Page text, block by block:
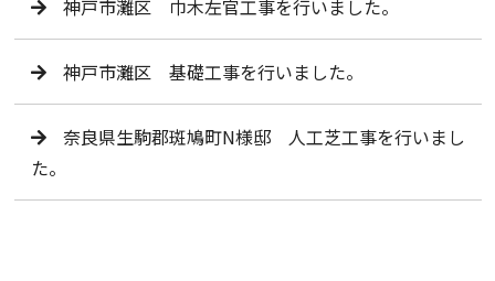
神戸市灘区 巾木左官工事を行いました。
神戸市灘区 基礎工事を行いました。
奈良県生駒郡斑鳩町N様邸 人工芝工事を行いまし
た。